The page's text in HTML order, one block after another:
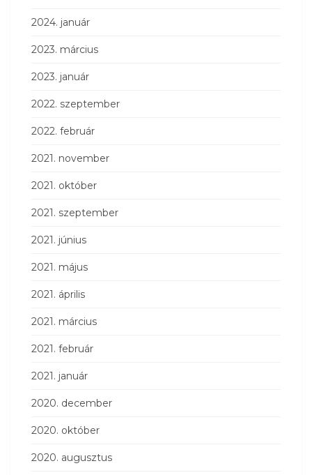
2024. január
2023. március
2023. január
2022. szeptember
2022. február
2021. november
2021. október
2021. szeptember
2021. június
2021. május
2021. április
2021. március
2021. február
2021. január
2020. december
2020. október
2020. augusztus